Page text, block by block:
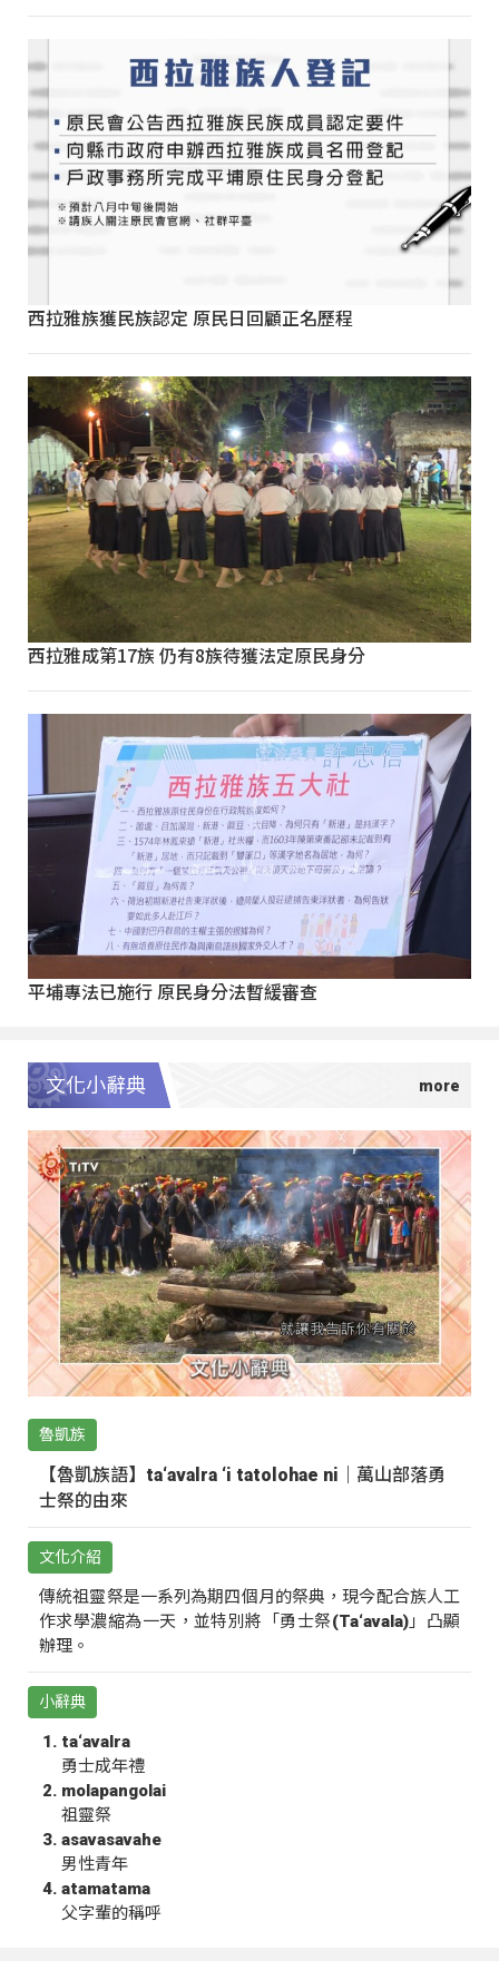
西拉雅族獲民族認定 原民日回顧正名歷程
西拉雅成第17族 仍有8族待獲法定原民身分
平埔專法已施行 原民身分法暫緩審查
文化小辭典
魯凱族
【魯凱族語】ta‘avalra ‘i tatolohae ni｜萬山部落勇
士祭的由來
文化介紹
傳統祖靈祭是一系列為期四個月的祭典，現今配合族人工
作求學濃縮為一天，並特別將「勇士祭(Ta‘avala)」凸顯
辦理。
小辭典
ta‘avalra
勇士成年禮
molapangolai
祖靈祭
asavasavahe
男性青年
atamatama
父字輩的稱呼